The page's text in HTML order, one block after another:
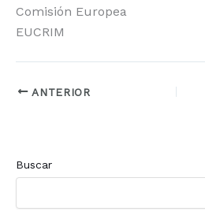
Comisión Europea
EUCRIM
ANTERIOR
Buscar